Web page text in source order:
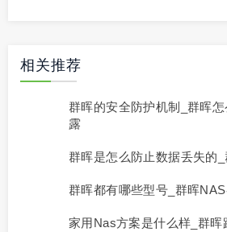
相关推荐
群晖的安全防护机制_群晖
露
群晖是怎么防止数据丢失的
群晖都有哪些型号_群晖
家用nas方案是什么样_群晖